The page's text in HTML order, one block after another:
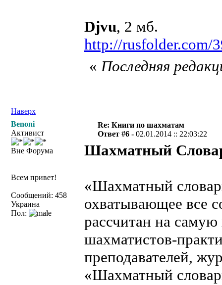
Djvu, 2 мб.
http://rusfolder.com/
Наверх
«Последняя
Benoni
Активист
Вне Форума
Всем привет!
Сообщений: 458
Украина
Пол:
Re: Книги по шахматам
Ответ #6 -02.01.2014 :: 22:03:22
Шахматный
«Шахматный
охватывающее все
рассчитан на
шахматистов-
преподавателей,
«Шахматный